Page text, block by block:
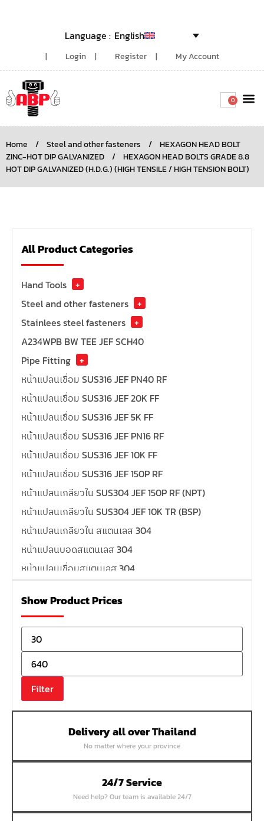
English
Login Register My Account
0
Home / Steel and other fasteners /
HEXAGON HEAD BOLT
ZINC-HOT DIP GALVANIZED
/
HEXAGON HEAD BOLTS GRADE 8.8
HOT DIP GALVANIZED (H.D.G.) (HIGH TENSILE / HIGH TENSION BOLT)
All Product Categories
Hand Tools
+
Steel and other fasteners
+
Stainlees steel fasteners
+
A234WPB BW TEE JEF SCH40
Pipe Fitting
+
หน้าแปลนเชื่อม SUS316 JEF PN40 RF
หน้าแปลนเชื่อม SUS316 JEF 20K FF
หน้าแปลนเชื่อม SUS316 JEF 5K FF
หน้าแปลนเชื่อม SUS316 JEF PN16 RF
หน้าแปลนเชื่อม SUS316 JEF 10K FF
หน้าแปลนเชื่อม SUS316 JEF 150P RF
หน้าแปลนเกลียวใน SUS304 JEF 150P RF (NPT)
หน้าแปลนเกลียวใน SUS304 JEF 10K TR (BSP)
หน้าแปลนเกลียวใน สแตนเลส 304
หน้าแปลนบอดสแตนเลส 304
หน้าแปลนเชื่อมสแตนเลส 304
หน้าแปลนเหล็กคอสูง
หน้าแปลนเชื่อมเหล็กสลิปออน
หน้าแปลนเชื่อมเหล็กบอด
หน้าแปลนเชื่อมบอด SUS304 JEF 300P RF
หน้าแปลนเชื่อมบอด SUS304 JEF PN40 RF
หน้าแปลนเชื่อมบอด SUS304 JEF PN16 RF
หน้าแปลนเชื่อมบอด SUS304 JEF 10K FF
หน้าแปลนเชื่อมบอด SUS304 JEF 5K FF
หน้าแปลนเชื่อมบอด SUS304 JEF 150P RF
หน้าแปลนสลิปออน SUS304 JEF 300P SORF
หน้าแปลนเชื่อม SUS304 JEF PN40 RF
Show Product Prices
Filter
Delivery all over Thailand
No matter where your province
24/7 Service
Need help? Our team is available 24/7